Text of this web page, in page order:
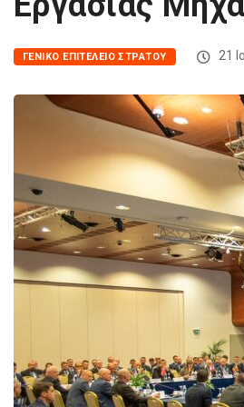
ΓΕΝΙΚΌ ΕΠΙΤΕΛΕΊΟ ΣΤΡΑΤΟΎ 21